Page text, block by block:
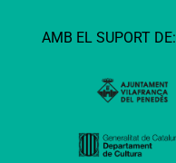
AMB EL SUPORT DE: